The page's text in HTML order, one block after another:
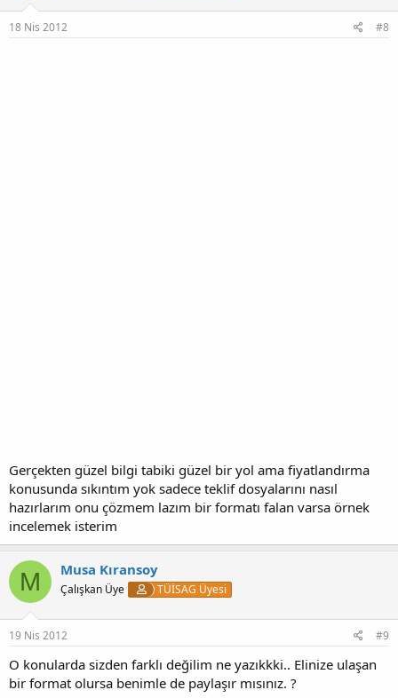
18 Nis 2012 #8
Gerçekten güzel bilgi tabiki güzel bir yol ama fiyatlandırma
konusunda sıkıntım yok sadece teklif dosyalarını nasıl
hazırlarım onu çözmem lazım bir formatı falan varsa örnek
incelemek isterim
M Musa Kıransoy
Çalışkan Üye TÜİSAG Üyesi
19 Nis 2012 #9
O konularda sizden farklı değilim ne yazıkkki.. Elinize ulaşan
bir format olursa benimle de paylaşır mısınız. ?